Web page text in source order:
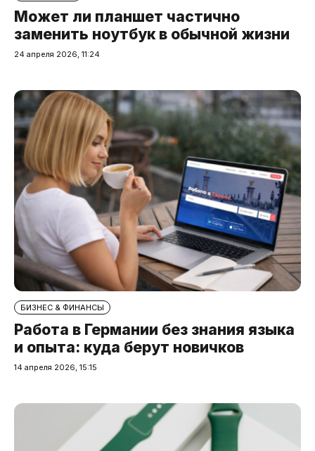
Может ли планшет частично
заменить ноутбук в обычной жизни
24 апреля 2026, 11:24
БИЗНЕС & ФИНАНСЫ
Работа в Германии без знания языка
и опыта: куда берут новичков
14 апреля 2026, 15:15